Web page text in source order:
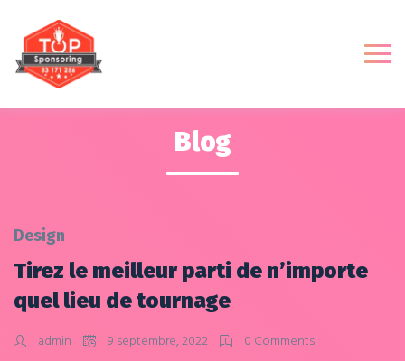
Blog
Design
Tirez le meilleur parti de n’importe
quel lieu de tournage
admin 9 septembre, 2022 0 Comments